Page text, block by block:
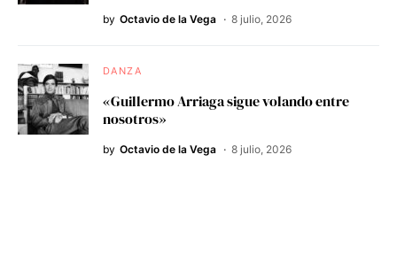
by Octavio de la Vega 8 julio, 2026
DANZA
«Guillermo Arriaga sigue volando entre
nosotros»
by Octavio de la Vega 8 julio, 2026